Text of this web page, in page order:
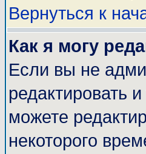
Вернуться к
Как я могу
Если вы не
редактировать
можете
некоторого